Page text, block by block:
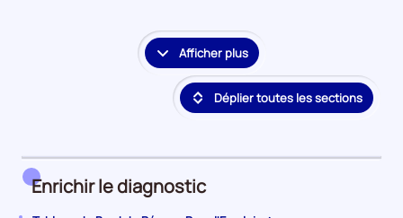
Afficher plus
le
détail
des
accès
à
l'emploi
Déplier toutes les sections
Enrichir le diagnostic